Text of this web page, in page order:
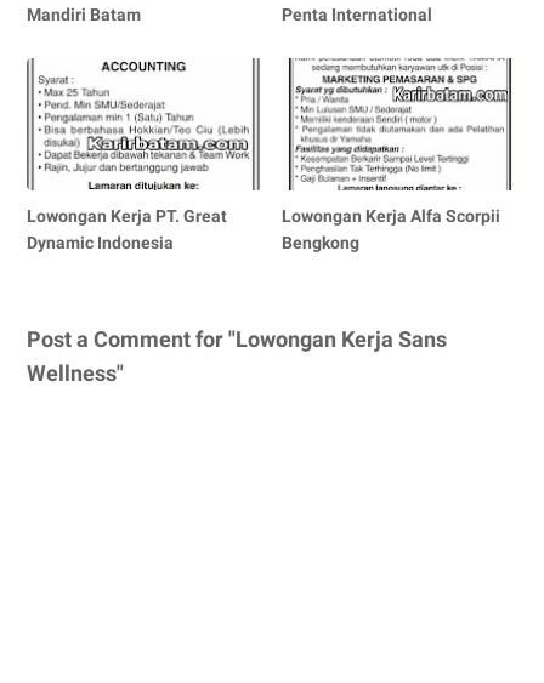
Mandiri Batam
Penta International
Lowongan Kerja PT. Great
Dynamic Indonesia
Lowongan Kerja Alfa Scorpii
Bengkong
Post a Comment for "Lowongan Kerja Sans
Wellness"